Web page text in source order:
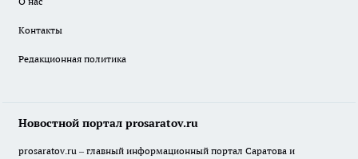
Контакты
Редакционная политика
Новостной портал prosaratov.ru
prosaratov.ru – главный информационный портал Саратова и